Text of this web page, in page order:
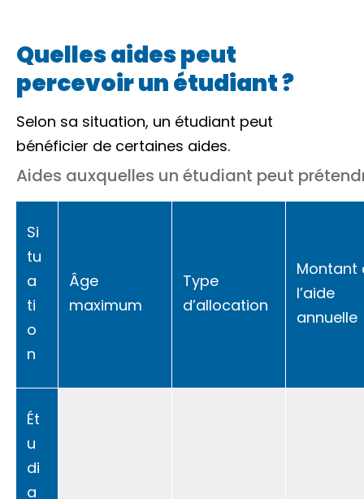
Quelles aides peut
percevoir un étudiant ?
Selon sa situation, un étudiant peut
bénéficier de certaines aides.
Aides auxquelles un étudiant peut
Si
tu
a
ti
o
n
Âge
maximum
Type
d’allocation
Montant
l’aide
annuelle
Ét
u
di
a